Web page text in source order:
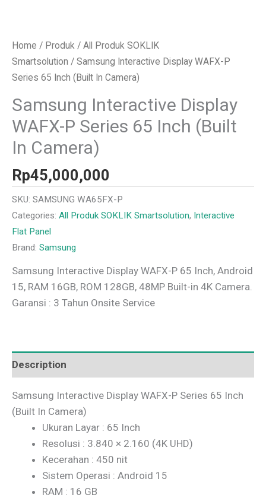
Home / Produk / All Produk SOKLIK
Smartsolution / Samsung Interactive Display WAFX-P
Series 65 Inch (Built In Camera)
Samsung Interactive Display
WAFX-P Series 65 Inch (Built
In Camera)
Rp45,000,000
SKU: SAMSUNG WA65FX-P
Categories: All Produk SOKLIK Smartsolution, Interactive
Flat Panel
Brand: Samsung
Samsung Interactive Display WAFX-P 65 Inch, Android
15, RAM 16GB, ROM 128GB, 48MP Built-in 4K Camera.
Garansi : 3 Tahun Onsite Service
Description
Samsung Interactive Display WAFX-P Series 65 Inch
(Built In Camera)
Ukuran Layar : 65 Inch
Resolusi : 3.840 × 2.160 (4K UHD)
Kecerahan : 450 nit
Sistem Operasi : Android 15
RAM : 16 GB